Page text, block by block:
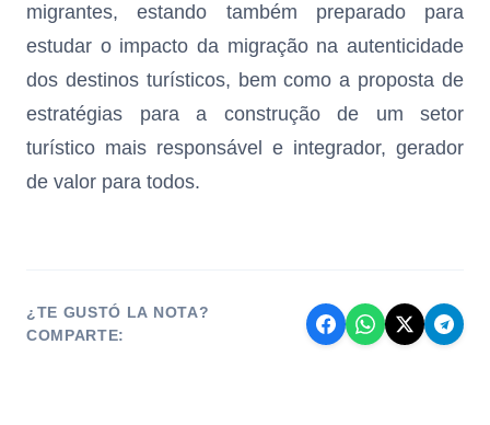
migrantes, estando também preparado para
estudar o impacto da migração na autenticidade
dos destinos turísticos, bem como a proposta de
estratégias para a construção de um setor
turístico mais responsável e integrador, gerador
de valor para todos.
¿TE GUSTÓ LA NOTA?
COMPARTE: